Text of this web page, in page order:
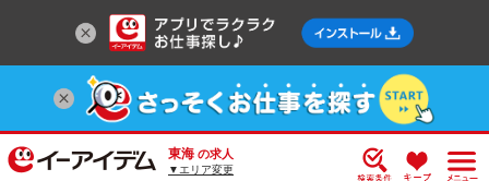
東海 の求人
▼エリア変更